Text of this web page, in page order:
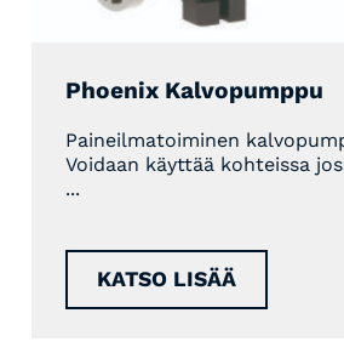
Phoenix Kalvopumppu
Paineilmatoiminen
Voidaan käyttää kohteissa
...
KATSO LISÄÄ